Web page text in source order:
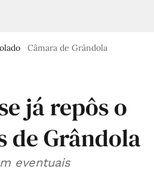
Câmara de Grândola
já repôs o
de Grândola
eventuais